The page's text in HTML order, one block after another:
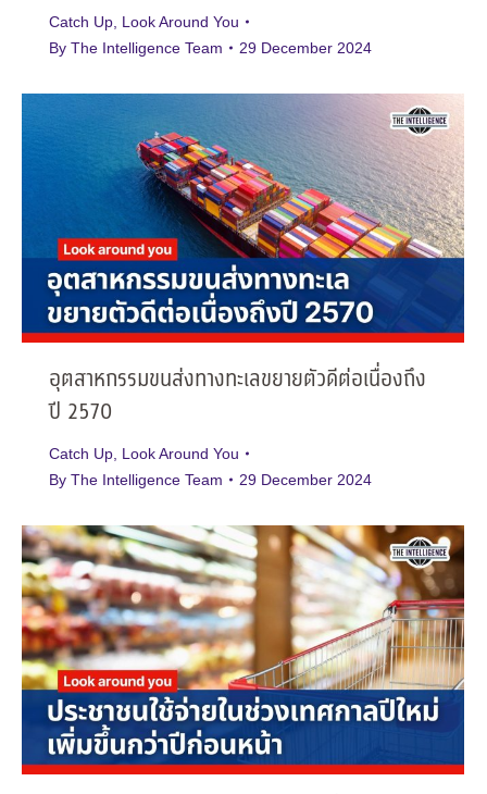
Catch Up Look Around You
By The Intelligence Team 29 December 2024
อุตสาหกรรมขนส่งทางทะเลขยายตัวดีต่อเนื่องถึง
ปี 2570
Catch Up Look Around You
By The Intelligence Team 29 December 2024